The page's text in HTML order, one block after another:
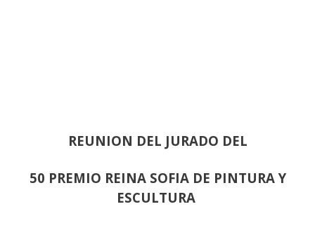
REUNION DEL JURADO DEL
50 PREMIO REINA SOFIA DE PINTURA Y
ESCULTURA